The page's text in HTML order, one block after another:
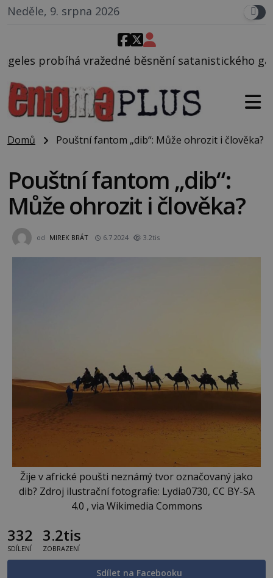
Neděle, 9. srpna 2026
běsnění satanistického gangu vedeného
Domů Pouštní fantom „dib“: Může ohrozit i člověka?
Pouštní fantom „dib“:
Může ohrozit i člověka?
od MIREK BRÁT 6.7.2024 3.2tis
Žije v africké poušti neznámý tvor označovaný jako
dib? Zdroj ilustrační fotografie: Lydia0730, CC BY-SA
4.0 , via Wikimedia Commons
332
SDÍLENÍ
3.2tis
ZOBRAZENÍ
Sdílet na Facebooku